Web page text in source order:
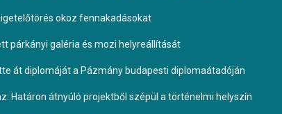
okoz fennakadásokat
párkányi galéria és mozi helyreállítását
át diplomáját a Pázmány budapesti diplomaátadóján
Határon átnyúló projektből szépül a történelmi helyszín